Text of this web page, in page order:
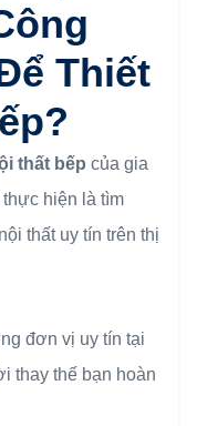
Thiết
thất bếp của gia
hiện là tìm
thất uy tín trên thị
đơn vị uy tín tại
thay thế bạn hoàn